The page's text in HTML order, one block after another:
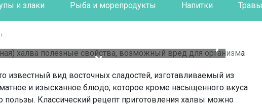
и злаки Рыба и морепродукты Напитки Травы
(Тахинная)
полезные свойства,
вред для
организма
известный вид восточных сладостей, изготавливаемый из
и изысканное блюдо, которое кроме насыщенного вкуса
пользы. Классический рецепт приготовления халвы можно